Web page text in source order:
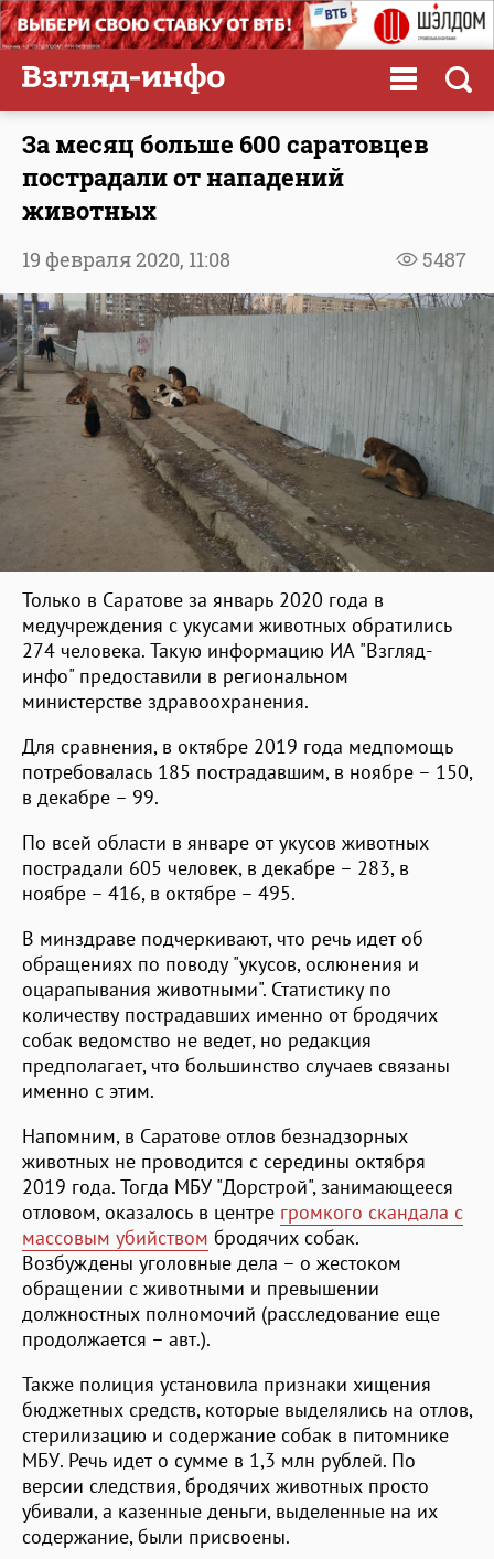
За месяц больше 600 саратовцев
пострадали от нападений
животных
5487
19 февраля 2020, 11:08
Только в Саратове за январь 2020 года в
медучреждения с укусами животных обратились
274 человека. Такую информацию ИА "Взгляд-
инфо" предоставили в региональном
министерстве здравоохранения.
Для сравнения, в октябре 2019 года медпомощь
потребовалась 185 пострадавшим, в ноябре – 150,
в декабре – 99.
По всей области в январе от укусов животных
пострадали 605 человек, в декабре – 283, в
ноябре – 416, в октябре – 495.
В минздраве подчеркивают, что речь идет об
обращениях по поводу "укусов, ослюнения и
оцарапывания животными". Статистику по
количеству пострадавших именно от бродячих
собак ведомство не ведет, но редакция
предполагает, что большинство случаев связаны
именно с этим.
Напомним, в Саратове отлов безнадзорных
животных не проводится с середины октября
2019 года. Тогда МБУ "Дорстрой", занимающееся
отловом, оказалось в центре громкого скандала с
массовым убийством бродячих собак.
Возбуждены уголовные дела – о жестоком
обращении с животными и превышении
должностных полномочий (расследование еще
продолжается – авт.).
Также полиция установила признаки хищения
бюджетных средств, которые выделялись на отлов,
стерилизацию и содержание собак в питомнике
МБУ. Речь идет о сумме в 1,3 млн рублей. По
версии следствия, бродячих животных просто
убивали, а казенные деньги, выделенные на их
содержание, были присвоены.